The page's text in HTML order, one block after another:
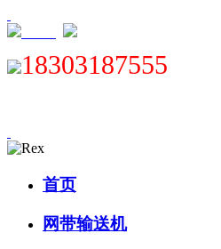
18303187555
首页
网带输送机